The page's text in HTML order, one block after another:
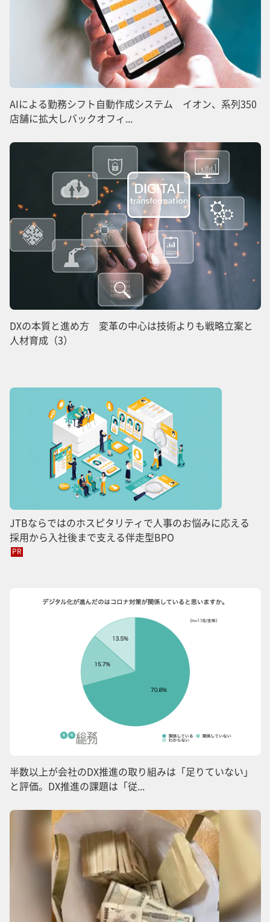
AIによる勤務シフト自動作成システム イオン、系列350
店舗に拡大しバックオフィ...
DXの本質と進め方 変革の中心は技術よりも戦略立案と
人材育成（3）
JTBならではのホスピタリティで人事のお悩みに応える
採用から入社後まで支える伴走型BPO
PR
半数以上が会社のDX推進の取り組みは「足りていない」
と評価。DX推進の課題は「従...